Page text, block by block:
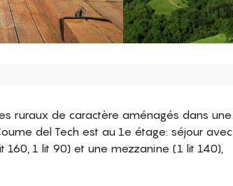
ruraux de caractère aménagés dans une
del Tech est au 1e étage: séjour avec
1 lit 90) et une mezzanine (1 lit 140),